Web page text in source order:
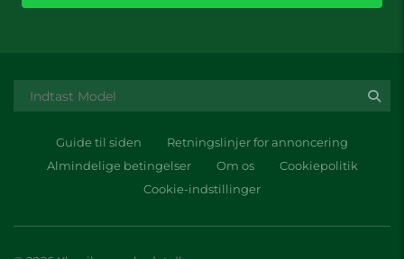
Guide til siden
Retningslinjer for annoncering
Almindelige betingelser
Om os
Cookiepolitik
Cookie-indstillinger